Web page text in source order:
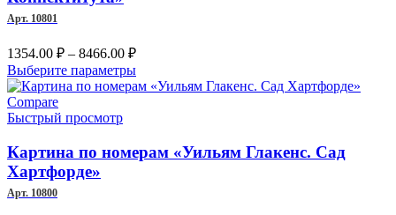
Арт. 10801
1354.00 ₽ – 8466.00 ₽Диапазон
цен:
1354.00 ₽
Выберите параметрыЭтот
товар
Опции
можно
Compare
Быстрый просмотр
Картина по номерам «Уильям Глакенс. Сад
Хартфорде»
Арт. 10800